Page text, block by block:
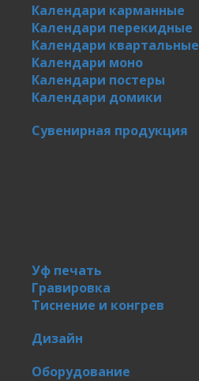
Календари карманные
Календари перекидные
Календари квартальные
Календари моно
Календари постеры
Календари домики
Сувенирная продукция
Уф печать
Гравировка
Тиснение и конгрев
Дизайн
Оборудование